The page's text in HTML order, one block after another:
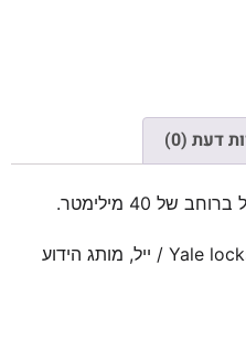
דעת (0)
של 40 מילימטר.
המנעול שייך לסדרת המותג Yale locks / ייל, מותג הידוע